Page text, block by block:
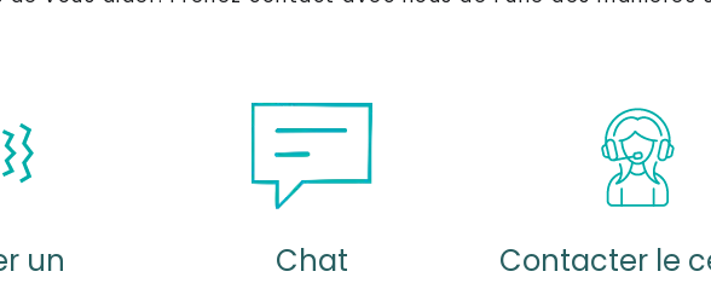
un
Chat
Contacter le